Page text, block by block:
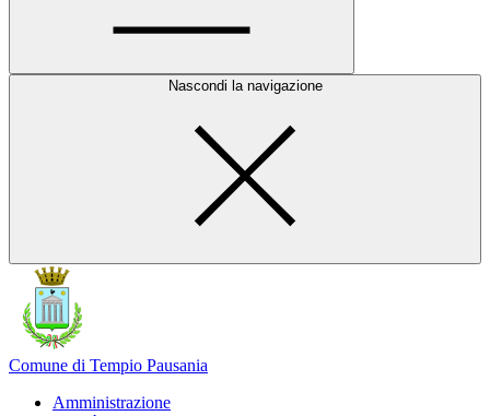
Nascondi la navigazione
Comune di Tempio Pausania
Amministrazione